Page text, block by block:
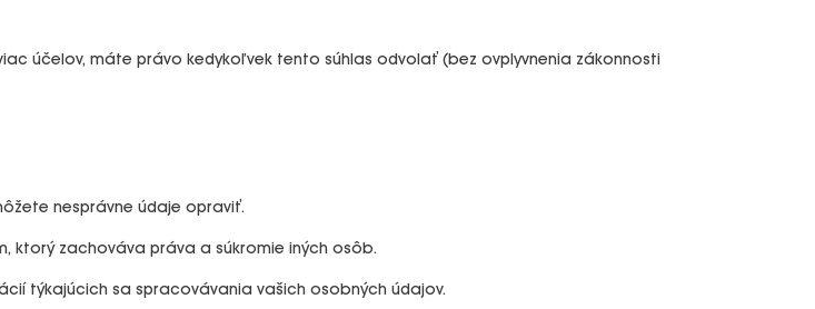
účelov, máte právo kedykoľvek tento súhlas odvolať (bez ovplyvnenia zákonnosti
nesprávne údaje opraviť.
ktorý zachováva práva a súkromie iných osôb.
týkajúcich sa spracovávania vašich osobných údajov.